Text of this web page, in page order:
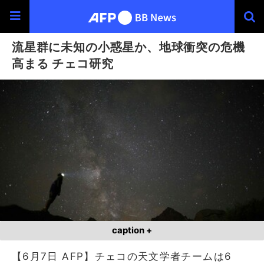
流星群に未知の小惑星か、地球衝突の危機
高まる チェコ研究
caption +
【6月7日 AFP】チェコの天文学者チームは6